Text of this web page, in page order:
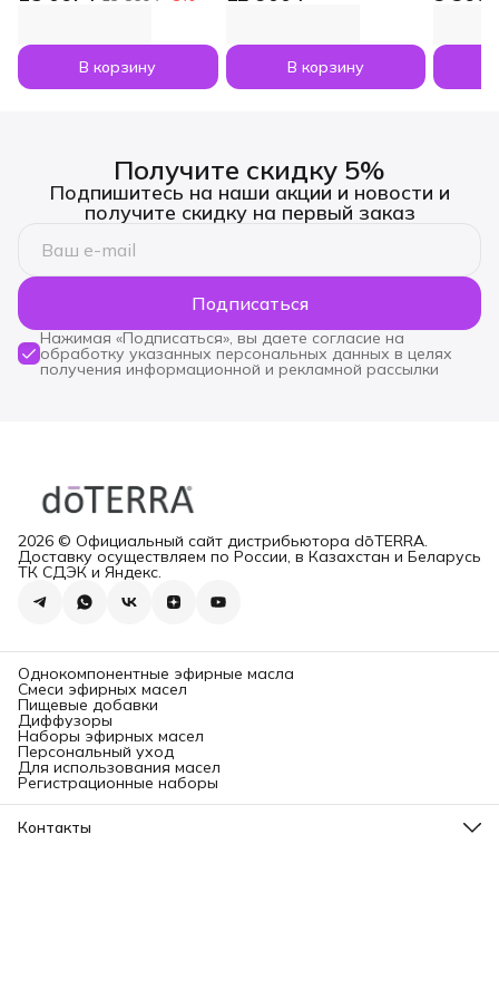
В корзину
по 5 мл
В корзину
Получите скидку 5%
Подпишитесь на наши акции и новости и
получите скидку на первый заказ
Подписаться
Нажимая «Подписаться», вы даете согласие на
обработку указанных персональных данных в целях
получения информационной и рекламной рассылки
2026 © Официальный сайт дистрибьютора dōTERRA.
Доставку осуществляем по России, в Казахстан и Беларусь
ТК СДЭК и Яндекс.
Однокомпонентные эфирные масла
Смеси эфирных масел
Пищевые добавки
Диффузоры
Наборы эфирных масел
Персональный уход
Для использования масел
Регистрационные наборы
Контакты